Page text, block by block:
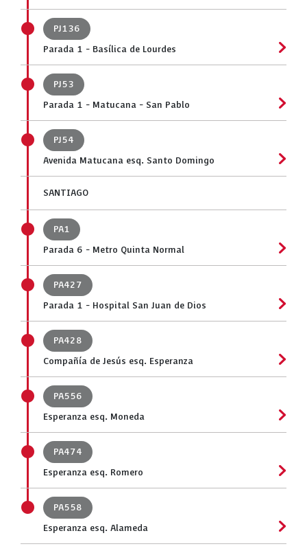
PJ136
Parada 1 - Basílica de Lourdes
PJ53
Parada 1 - Matucana - San Pablo
PJ54
Avenida Matucana esq. Santo Domingo
SANTIAGO
PA1
Parada 6 - Metro Quinta Normal
PA427
Parada 1 - Hospital San Juan de Dios
PA428
Compañía de Jesús esq. Esperanza
PA556
Esperanza esq. Moneda
PA474
Esperanza esq. Romero
PA558
Esperanza esq. Alameda